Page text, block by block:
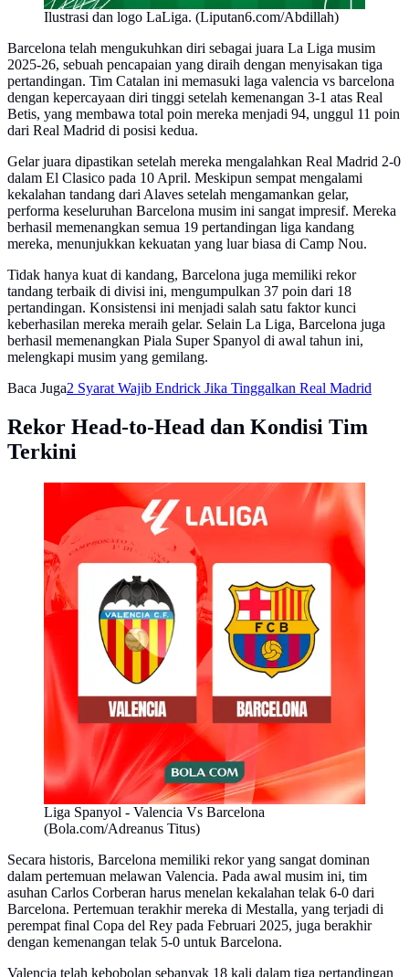
Ilustrasi dan logo LaLiga. (Liputan6.com/Abdillah)
Barcelona telah mengukuhkan diri sebagai juara La Liga musim
2025-26, sebuah pencapaian yang diraih dengan menyisakan tiga
pertandingan. Tim Catalan ini memasuki laga valencia vs barcelona
dengan kepercayaan diri tinggi setelah kemenangan 3-1 atas Real
Betis, yang membawa total poin mereka menjadi 94, unggul 11 poin
dari Real Madrid di posisi kedua.
Gelar juara dipastikan setelah mereka mengalahkan Real Madrid 2-0
dalam El Clasico pada 10 April. Meskipun sempat mengalami
kekalahan tandang dari Alaves setelah mengamankan gelar,
performa keseluruhan Barcelona musim ini sangat impresif. Mereka
berhasil memenangkan semua 19 pertandingan liga kandang
mereka, menunjukkan kekuatan yang luar biasa di Camp Nou.
Tidak hanya kuat di kandang, Barcelona juga memiliki rekor
tandang terbaik di divisi ini, mengumpulkan 37 poin dari 18
pertandingan. Konsistensi ini menjadi salah satu faktor kunci
keberhasilan mereka meraih gelar. Selain La Liga, Barcelona juga
berhasil memenangkan Piala Super Spanyol di awal tahun ini,
melengkapi musim yang gemilang.
Baca Juga2 Syarat Wajib Endrick Jika Tinggalkan Real Madrid
Rekor Head-to-Head dan Kondisi Tim
Terkini
Liga Spanyol - Valencia Vs Barcelona
(Bola.com/Adreanus Titus)
Secara historis, Barcelona memiliki rekor yang sangat dominan
dalam pertemuan melawan Valencia. Pada awal musim ini, tim
asuhan Carlos Corberan harus menelan kekalahan telak 6-0 dari
Barcelona. Pertemuan terakhir mereka di Mestalla, yang terjadi di
perempat final Copa del Rey pada Februari 2025, juga berakhir
dengan kemenangan telak 5-0 untuk Barcelona.
Valencia telah kebobolan sebanyak 18 kali dalam tiga pertandingan